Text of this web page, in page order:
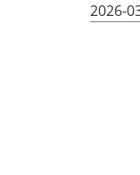
2026-